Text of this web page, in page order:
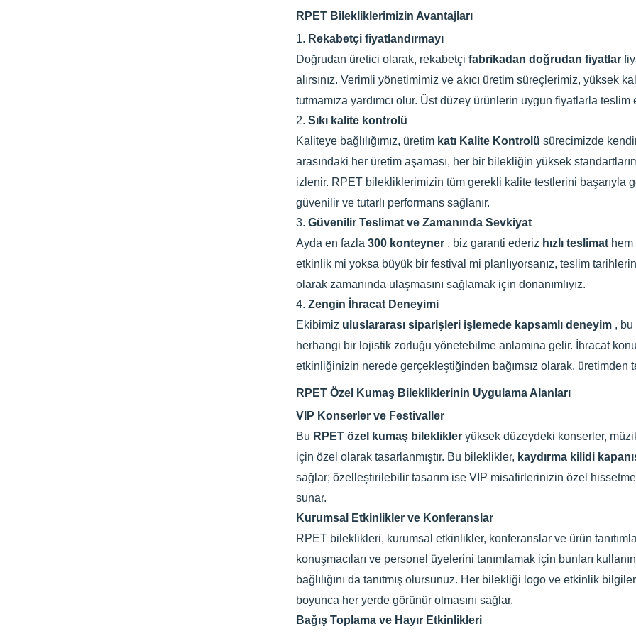
RPET Bilekliklerimizin Avantajları
1. Rekabetçi fiyatlandırmayı
Doğrudan üretici olarak, rekabetçi fabrikadan doğrudan fiyatlar
alırsınız. Verimli yönetimimiz ve akıcı üretim süreçlerimiz, yüksek
tutmamıza yardımcı olur. Üst düzey ürünlerin uygun fiyatlarla
2. Sıkı kalite kontrolü
Kaliteye bağlılığımız, üretim katı Kalite Kontrolü sürecimizde
arasındaki her üretim aşaması, her bir bilekliğin yüksek
izlenir. RPET bilekliklerimizin tüm gerekli kalite testlerini başarıyla
güvenilir ve tutarlı performans sağlanır.
3. Güvenilir Teslimat ve Zamanında Sevkiyat
Ayda en fazla 300 konteyner , biz garanti ederiz hızlı teslimat
etkinlik mi yoksa büyük bir festival mi planlıyorsanız, teslim
olarak zamanında ulaşmasını sağlamak için donanımlıyız.
4. Zengin İhracat Deneyimi
Ekibimiz uluslararası siparişleri işlemede kapsamlı deneyim , bu
herhangi bir lojistik zorluğu yönetebilme anlamına gelir. İhracat
etkinliğinizin nerede gerçekleştiğinden bağımsız olarak, üretimden
RPET Özel Kumaş Bilekliklerinin Uygulama Alanları
VIP Konserler ve Festivaller
Bu RPET özel kumaş bileklikler yüksek düzeydeki konserler,
için özel olarak tasarlanmıştır. Bu bileklikler, kaydırma kilidi
sağlar; özelleştirilebilir tasarım ise VIP misafirlerinizin özel
sunar.
Kurumsal Etkinlikler ve Konferanslar
RPET bileklikleri, kurumsal etkinlikler, konferanslar ve ürün
konuşmacıları ve personel üyelerini tanımlamak için bunları
bağlılığını da tanıtmış olursunuz. Her bilekliği logo ve etkinlik
boyunca her yerde görünür olmasını sağlar.
Bağış Toplama ve Hayır Etkinlikleri